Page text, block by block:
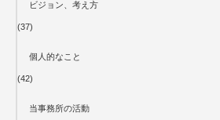
ビジョン、考え方
(37)
個人的なこと
(42)
当事務所の活動